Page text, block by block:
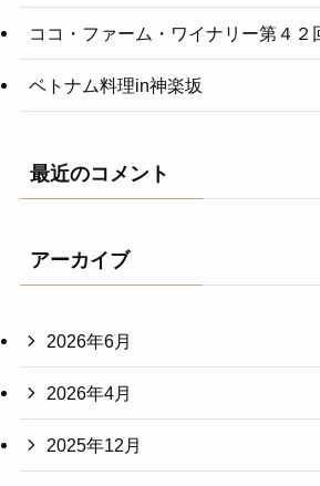
ココ・ファーム・ワイナリー第４２
ベトナム料理in神楽坂
最近のコメント
アーカイブ
2026年6月
2026年4月
2025年12月